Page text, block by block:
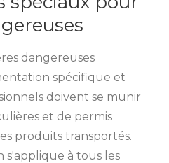
dangereuses
spécifique et
doivent se munir
et de permis
produits transportés.
à tous les